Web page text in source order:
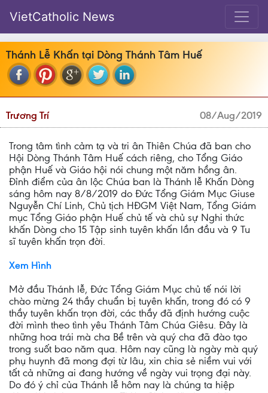
VietCatholic News
Thánh Lễ Khấn tại Dòng Thánh Tâm Huế
Trương Trí 08/Aug/2019
Trong tâm tình cảm tạ và tri ân Thiên Chúa đã ban cho
Hội Dòng Thánh Tâm Huế cách riêng, cho Tổng Giáo
phận Huế và Giáo hội nói chung một năm hồng ân.
Đỉnh điểm của ân lộc Chúa ban là Thánh lễ Khấn Dòng
sáng hôm nay 8/8/2019 do Đức Tổng Giám Mục Giuse
Nguyễn Chí Linh, Chủ tịch HĐGM Việt Nam, Tổng Giám
mục Tổng Giáo phận Huế chủ tế và chủ sự Nghi thức
khấn Dòng cho 15 Tập sinh tuyên khấn lần đầu và 9 Tu
sĩ tuyên khấn trọn đời.
Xem Hình
Mở đầu Thánh lễ, Đức Tổng Giám Mục chủ tế nói lời
chào mừng 24 thầy chuẩn bị tuyên khấn, trong đó có 9
thầy tuyên khấn trọn đời, các thầy đã định hướng cuộc
đời mình theo tình yêu Thánh Tâm Chúa Giêsu. Đây là
những hoa trái mà cha Bề trên và quý cha đã đào tạo
trong suốt bao năm qua. Hôm nay cũng là ngày mà quý
phụ huynh đã mong đợi từ lâu, xin chia sẻ niềm vui với
tất cả những ai đang hướng về ngày vui trọng đại này.
Do đó ý chỉ của Thánh lễ hôm nay là chúng ta hiệp